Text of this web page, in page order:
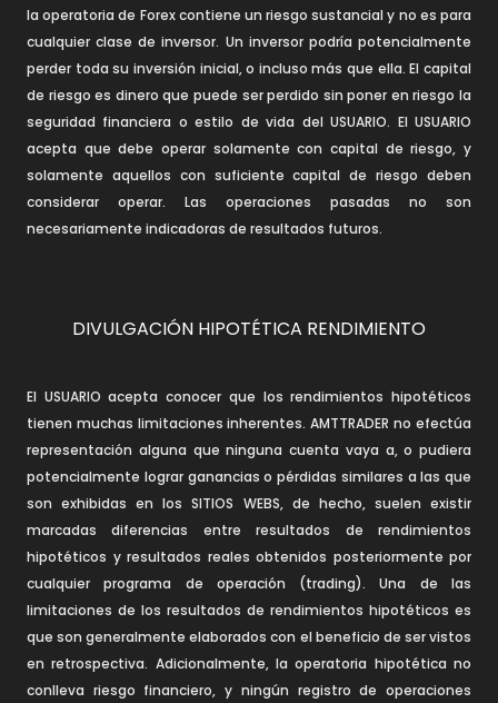
la operatoria de Forex contiene un riesgo sustancial y no es para
cualquier clase de inversor. Un inversor podría potencialmente
perder toda su inversión inicial, o incluso más que ella. El capital
de riesgo es dinero que puede ser perdido sin poner en riesgo la
seguridad financiera o estilo de vida del USUARIO. El USUARIO
acepta que debe operar solamente con capital de riesgo, y
solamente aquellos con suficiente capital de riesgo deben
considerar operar. Las operaciones pasadas no son
necesariamente indicadoras de resultados futuros.
DIVULGACIÓN HIPOTÉTICA RENDIMIENTO
El USUARIO acepta conocer que los rendimientos hipotéticos
tienen muchas limitaciones inherentes. AMTTRADER no efectúa
representación alguna que ninguna cuenta vaya a, o pudiera
potencialmente lograr ganancias o pérdidas similares a las que
son exhibidas en los SITIOS WEBS, de hecho, suelen existir
marcadas diferencias entre resultados de rendimientos
hipotéticos y resultados reales obtenidos posteriormente por
cualquier programa de operación (trading). Una de las
limitaciones de los resultados de rendimientos hipotéticos es
que son generalmente elaborados con el beneficio de ser vistos
en retrospectiva. Adicionalmente, la operatoria hipotética no
conlleva riesgo financiero, y ningún registro de operaciones